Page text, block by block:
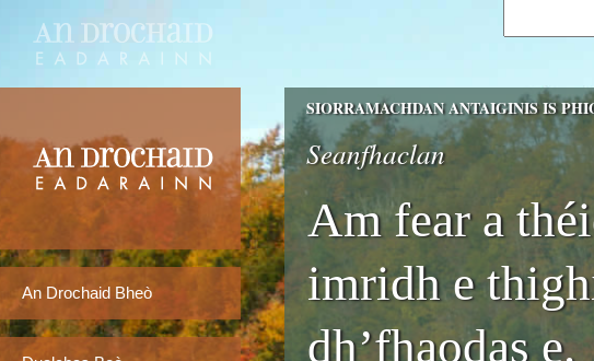
An Drochaid Bheò
SIORRAMACHDAN ANTAIGINIS IS
Seanfhaclan
Am fear a
imridh e
dh’fhaodas e.